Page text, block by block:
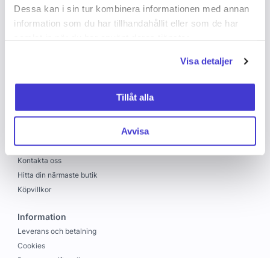
Dessa kan i sin tur kombinera informationen med annan
information som du har tillhandahållit eller som de har
Visa detaljer
Tillåt alla
Avvisa
Vendre
C&C
Jobba hos oss
Kontakta oss
Hitta din närmaste butik
Köpvillkor
Information
Leverans och betalning
Cookies